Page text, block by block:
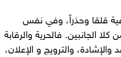
قلقا وحذراً، وفي نفس
الجانبين. فالحرية والرقابة
والترويج و الإعلان،